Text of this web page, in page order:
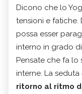
Dicono che lo
tensioni e fatiche.
possa esser
interno in grado
Pensate che fa
interne. La seduta
ritorno al ritmo